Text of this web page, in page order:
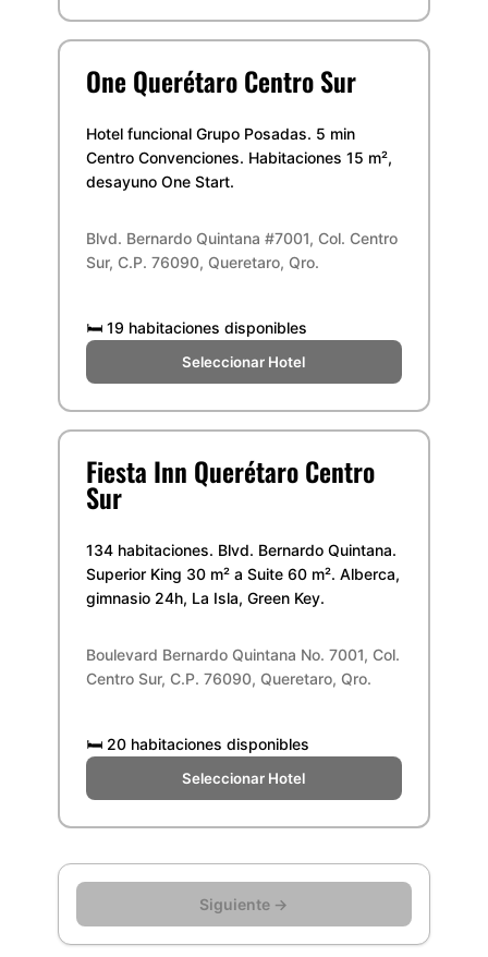
One Querétaro Centro Sur
Hotel funcional Grupo Posadas. 5 min
Centro Convenciones. Habitaciones 15 m²,
desayuno One Start.
Blvd. Bernardo Quintana #7001, Col. Centro
Sur, C.P. 76090, Queretaro, Qro.
🛏️19 habitaciones disponibles
Seleccionar Hotel
Fiesta Inn Querétaro Centro
Sur
134 habitaciones. Blvd. Bernardo Quintana.
Superior King 30 m² a Suite 60 m². Alberca,
gimnasio 24h, La Isla, Green Key.
Boulevard Bernardo Quintana No. 7001, Col.
Centro Sur, C.P. 76090, Queretaro, Qro.
🛏️20 habitaciones disponibles
Seleccionar Hotel
Siguiente →